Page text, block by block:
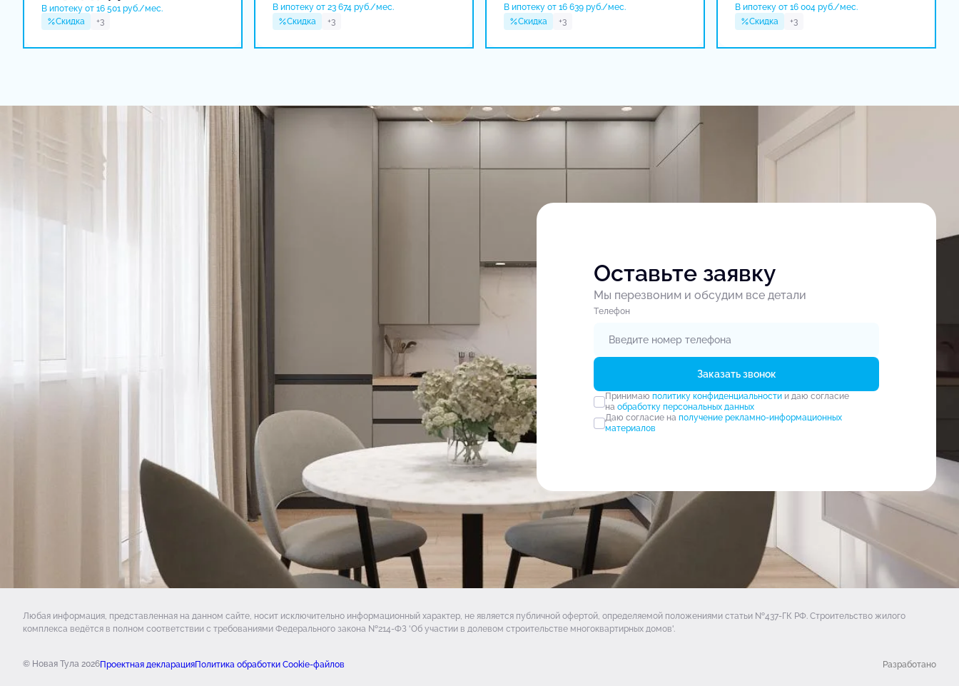
В ипотеку от 16 501 руб./мес.
Скидка
+3
В ипотеку от 23 674 руб./мес.
Скидка
+3
В ипотеку от 16 639 руб./мес.
Скидка
+3
В ипотеку от 16 004 руб./мес.
Скидка
+3
Оставьте заявку
Мы перезвоним и обсудим все детали
Tелефон
Заказать звонок
Принимаю политику конфиденциальностии даю согласие
на обработку персональных данных
Даю согласие на получение рекламно-информационных
материалов
Любая информация, представленная на данном сайте, носит исключительно информационный характер, не является публичной офертой, определяемой положениями статьи №437-ГК РФ. Строительство жилого
комплекса ведётся в полном соответствии с требованиями Федерального закона №214-ФЗ 'Об участии в долевом строительстве многоквартирных домов'.
© Новая Тула 2026Проектная декларацияПолитика обработки Cookie-файлов Разработано